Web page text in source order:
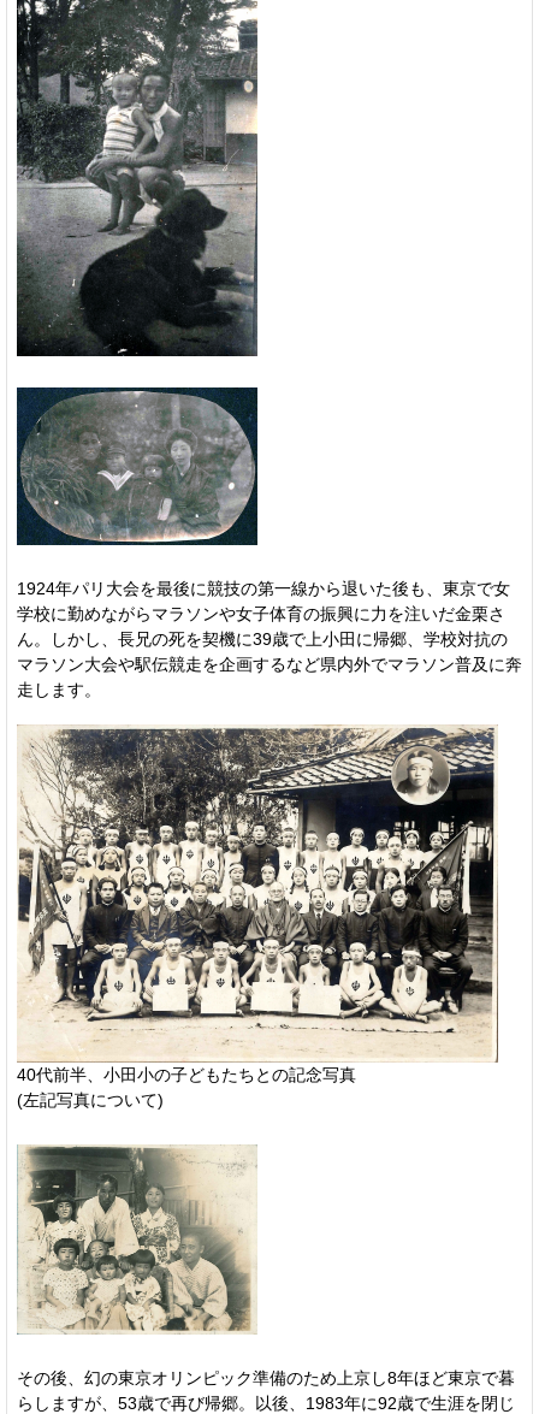
1924年パリ大会を最後に競技の第一線から退いた後も、東京で女
学校に勤めながらマラソンや女子体育の振興に力を注いだ金栗さ
ん。しかし、長兄の死を契機に39歳で上小田に帰郷、学校対抗の
マラソン大会や駅伝競走を企画するなど県内外でマラソン普及に奔
走します。
40代前半、小田小の子どもたちとの記念写真
(左記写真について)
その後、幻の東京オリンピック準備のため上京し8年ほど東京で暮
らしますが、53歳で再び帰郷。以後、1983年に92歳で生涯を閉じ